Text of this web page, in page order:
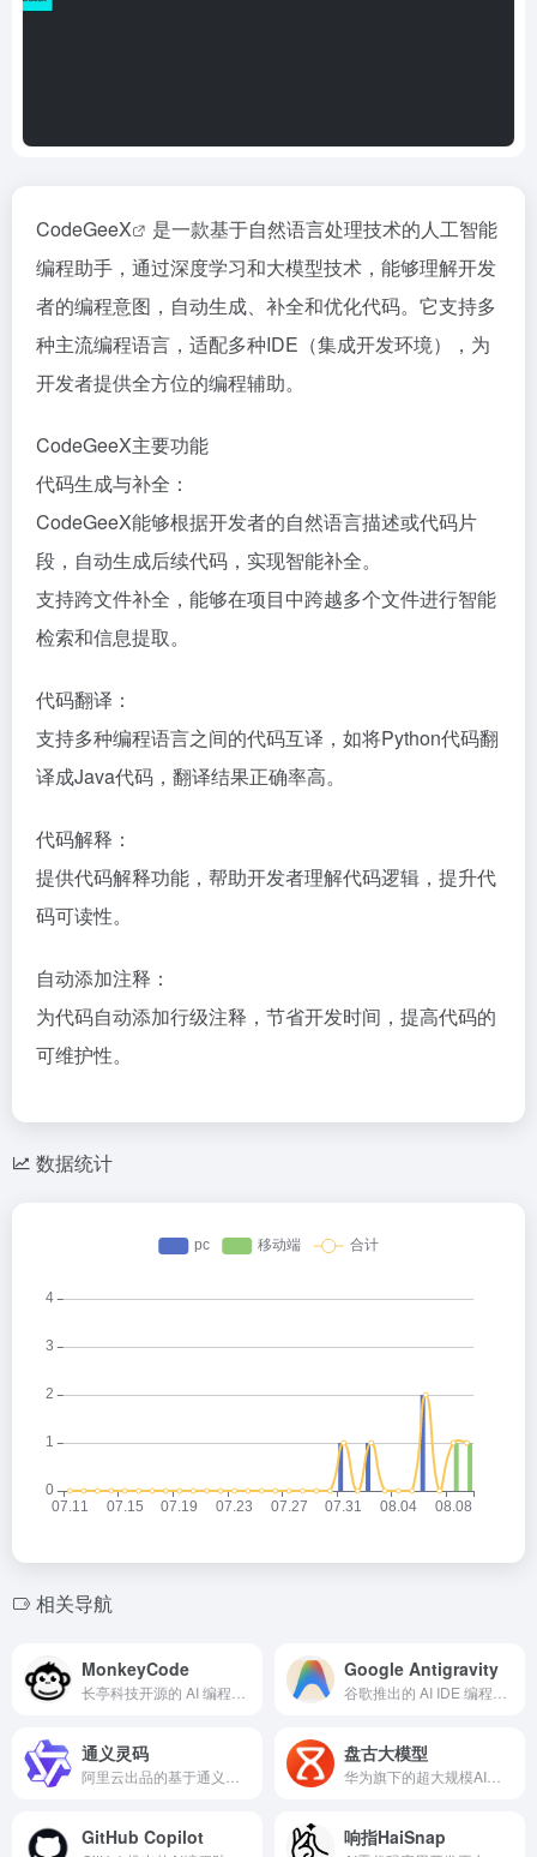
CodeGeeX
是一款基于自然语言处理技术的人工智能
编程助手，通过深度学习和大模型技术，能够理解开发
者的编程意图，自动生成、补全和优化代码。它支持多
种主流编程语言，适配多种IDE（集成开发环境），为
开发者提供全方位的编程辅助。
CodeGeeX主要功能
代码生成与补全：
CodeGeeX能够根据开发者的自然语言描述或代码片
段，自动生成后续代码，实现智能补全。
支持跨文件补全，能够在项目中跨越多个文件进行智能
检索和信息提取。
代码翻译：
支持多种编程语言之间的代码互译，如将Python代码翻
译成Java代码，翻译结果正确率高。
代码解释：
提供代码解释功能，帮助开发者理解代码逻辑，提升代
码可读性。
自动添加注释：
为代码自动添加行级注释，节省开发时间，提高代码的
可维护性。
数据统计
相关导航
MonkeyCode Google Antigravity
通义灵码 盘古大模型
GitHub Copilot 响指HaiSnap